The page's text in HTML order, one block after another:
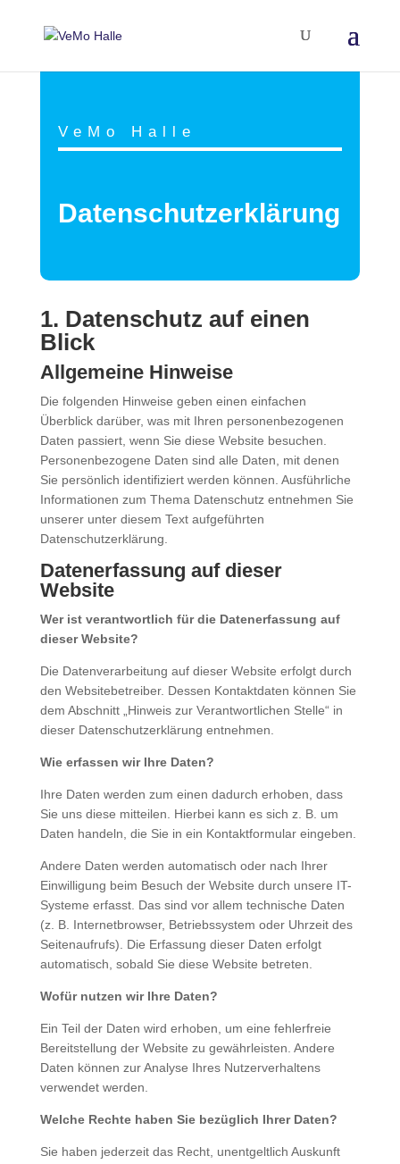
VeMo Halle
Datenschutzerklärung
1. Datenschutz auf einen
Blick
Allgemeine Hinweise
Die folgenden Hinweise geben einen einfachen
Überblick darüber, was mit Ihren personenbezogenen
Daten passiert, wenn Sie diese Website besuchen.
Personenbezogene Daten sind alle Daten, mit denen
Sie persönlich identifiziert werden können. Ausführliche
Informationen zum Thema Datenschutz entnehmen Sie
unserer unter diesem Text aufgeführten
Datenschutzerklärung.
Datenerfassung auf dieser
Website
Wer ist verantwortlich für die Datenerfassung auf
dieser Website?
Die Datenverarbeitung auf dieser Website erfolgt durch
den Websitebetreiber. Dessen Kontaktdaten können Sie
dem Abschnitt „Hinweis zur Verantwortlichen Stelle“ in
dieser Datenschutzerklärung entnehmen.
Wie erfassen wir Ihre Daten?
Ihre Daten werden zum einen dadurch erhoben, dass
Sie uns diese mitteilen. Hierbei kann es sich z. B. um
Daten handeln, die Sie in ein Kontaktformular eingeben.
Andere Daten werden automatisch oder nach Ihrer
Einwilligung beim Besuch der Website durch unsere IT-
Systeme erfasst. Das sind vor allem technische Daten
(z. B. Internetbrowser, Betriebssystem oder Uhrzeit des
Seitenaufrufs). Die Erfassung dieser Daten erfolgt
automatisch, sobald Sie diese Website betreten.
Wofür nutzen wir Ihre Daten?
Ein Teil der Daten wird erhoben, um eine fehlerfreie
Bereitstellung der Website zu gewährleisten. Andere
Daten können zur Analyse Ihres Nutzerverhaltens
verwendet werden.
Welche Rechte haben Sie bezüglich Ihrer Daten?
Sie haben jederzeit das Recht, unentgeltlich Auskunft